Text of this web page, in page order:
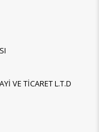
VE TİCARET L.T.D